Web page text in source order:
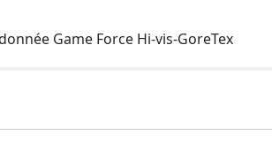
Game Force Hi-vis-GoreTex